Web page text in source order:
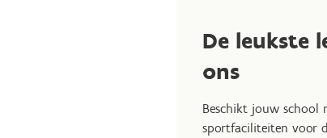
De leukste
ons
Beschikt jouw school
sportfaciliteiten voor